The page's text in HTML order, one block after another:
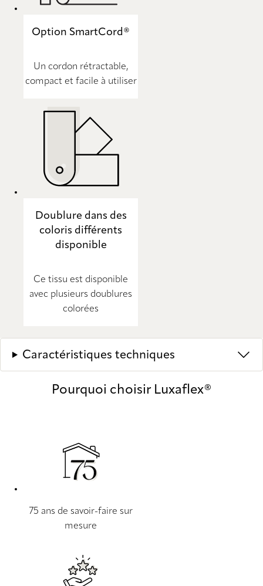
Option SmartCord®
Un cordon rétractable,
compact et facile à utiliser
Doublure dans des
coloris différents
disponible
Ce tissu est disponible
avec plusieurs doublures
colorées
Caractéristiques techniques
Pourquoi choisir Luxaflex®
75 ans de savoir-faire sur
mesure